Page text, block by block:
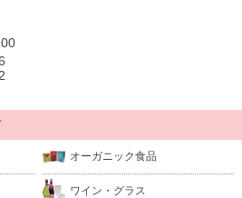
オーガニック食品
ワイン・グラス